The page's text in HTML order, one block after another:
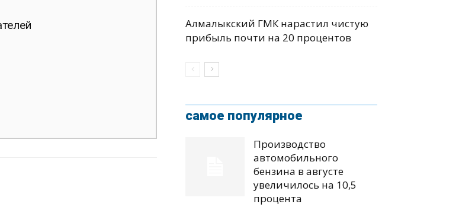
Алмалыкский ГМК нарастил чистую
прибыль почти на 20 процентов
самое популярное
Производство
автомобильного
бензина в августе
увеличилось на 10,5
процента